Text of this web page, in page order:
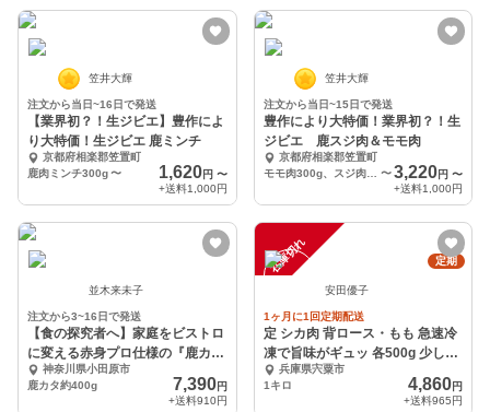
笠井大輝
注文から当日~16日で発送
【業界初？！生ジビエ】豊作によ
り大特価！生ジビエ 鹿ミンチ
京都府相楽郡笠置町
鹿肉ミンチ300g〜 1,620円 〜
+送料1,000円
笠井大輝
注文から当日~15日で発送
豊作により大特価！業界初？！生
ジビエ 鹿スジ肉＆モモ肉
京都府相楽郡笠置町
モモ肉300g、スジ肉500g
〜3,220円 〜
+送料1,000円
並木来未子
注文から3~16日で発送
【食の探究者へ】家庭をビストロ
に変える赤身プロ仕様の『鹿カタ
肉』約400g
神奈川県小田原市
鹿カタ約400g
7,390円
+送料910円
在庫切れ 定期
安田優子
1ヶ月に1回定期配送
定 シカ肉 背ロース・もも 急速冷
凍で旨味がギュッ 各500g 少しの
おまけ付
兵庫県宍粟市
1キロ
4,860円
+送料965円